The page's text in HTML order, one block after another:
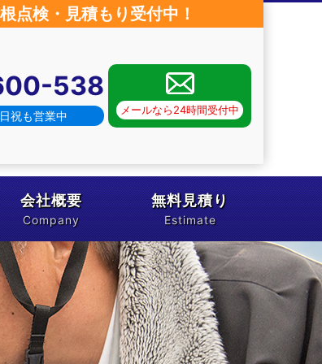
点検・見積もり受付中！
538
祝も営業中 メールなら24時間受付中
会社概要
Company
無料見積り
Estimate
無料点検
お問い合わせ